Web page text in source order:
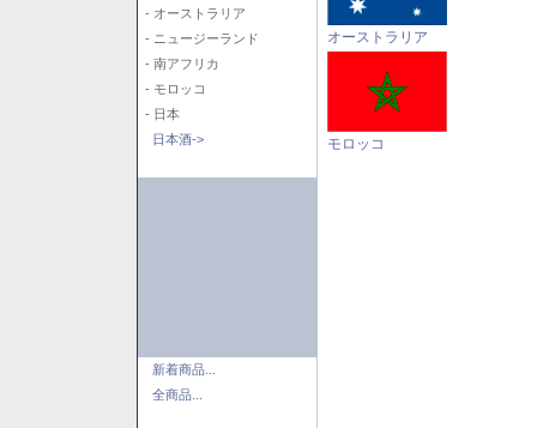
- オーストラリア
- ニュージーランド
- 南アフリカ
- モロッコ
- 日本
日本酒->
新着商品...
全商品...
オーストラリア
モロッコ